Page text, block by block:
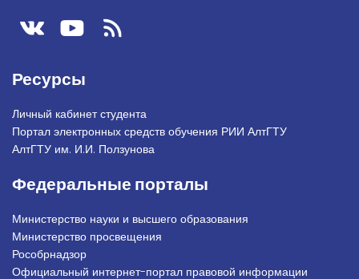
Ресурсы
Личный кабинет студента
Портал электронных средств обучения РИИ АлтГТУ
АлтГТУ им. И.И. Ползунова
Федеральные порталы
Министерство науки и высшего образования
Министерство просвещения
Рособрнадзор
Официальный интернет-портал правовой информации